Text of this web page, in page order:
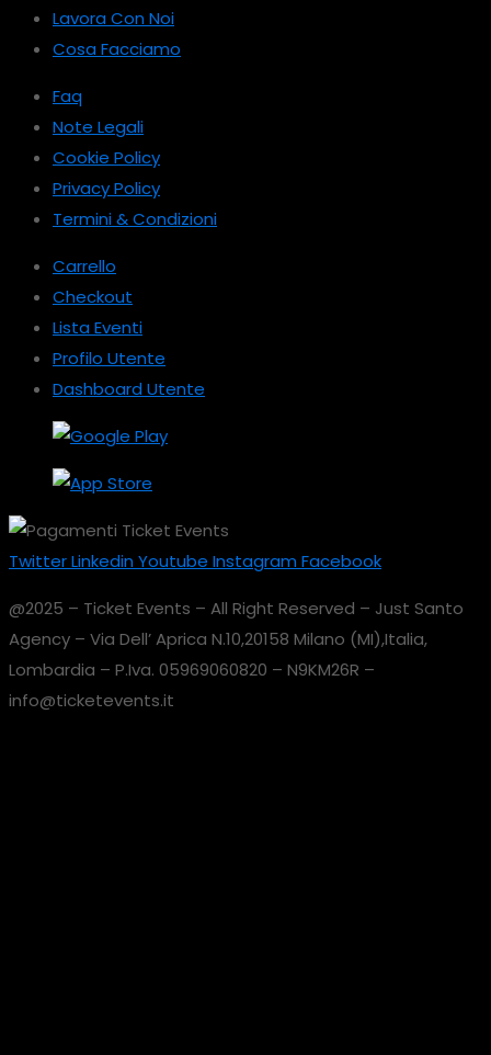
Lavora Con Noi
Cosa Facciamo
Faq
Note Legali
Cookie Policy
Privacy Policy
Termini & Condizioni
Carrello
Checkout
Lista Eventi
Profilo Utente
Dashboard Utente
TwitterLinkedin Youtube Instagram Facebook
@2025 – Ticket Events – All Right Reserved – Just Santo
Agency – Via Dell’ Aprica N.10,20158 Milano (MI),Italia,
Lombardia – P.Iva. 05969060820 – N9KM26R –
info@ticketevents.it